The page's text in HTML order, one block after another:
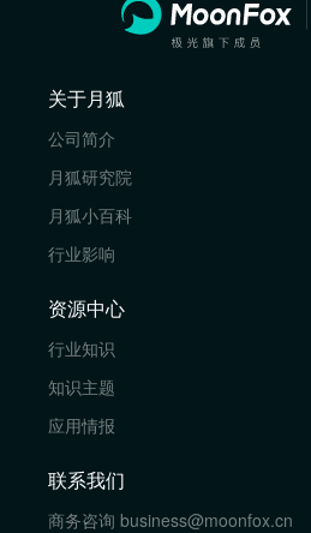
关于月狐
公司简介
月狐研究院
月狐小百科
行业影响
资源中心
行业知识
知识主题
应用情报
联系我们
商务咨询 business@moonfox.cn